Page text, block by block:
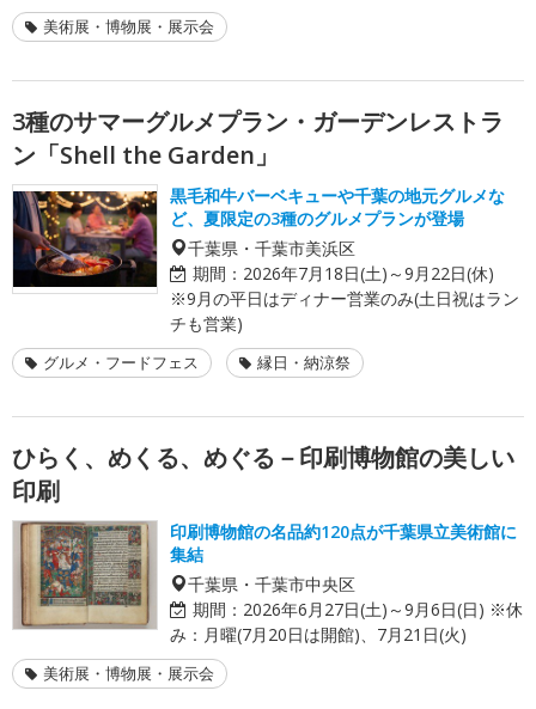
美術展・博物展・展示会
3種のサマーグルメプラン・ガーデンレストラ
ン「Shell the Garden」
黒毛和牛バーベキューや千葉の地元グルメな
ど、夏限定の3種のグルメプランが登場
千葉県・千葉市美浜区
期間： 2026年7月18日(土)～9月22日(休)
※9月の平日はディナー営業のみ(土日祝はラン
チも営業)
グルメ・フードフェス 縁日・納涼祭
ひらく、めくる、めぐる－印刷博物館の美しい
印刷
印刷博物館の名品約120点が千葉県立美術館に
集結
千葉県・千葉市中央区
期間： 2026年6月27日(土)～9月6日(日) ※休
み：月曜(7月20日は開館)、7月21日(火)
美術展・博物展・展示会